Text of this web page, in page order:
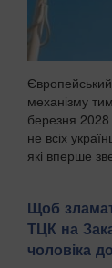
механізму
березня 2028
не всіх
які вперше
Щоб
ТЦК на
чоловіка